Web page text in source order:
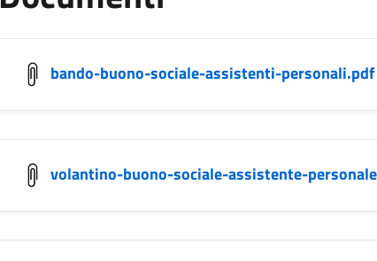
bando-buono-sociale-assistenti-personali.pdf
volantino-buono-sociale-assistente-